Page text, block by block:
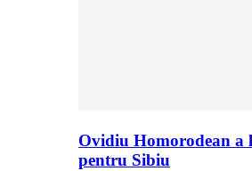
Ovidiu Homorodean a
pentru Sibiu